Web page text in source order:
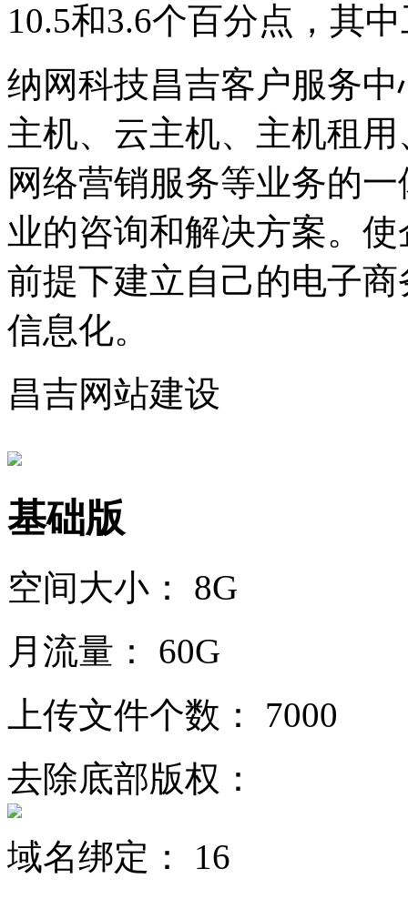
10.5和3.6个百分点，其
纳网科技昌吉客户服务
主机、云主机、主机租
网络营销服务等业务的
业的咨询和解决方案。
前提下建立自己的电子
信息化。
昌吉网站建设
基础版
空间大小：
8G
月流量：
60G
上传文件个数：
7000
去除底部版权：
域名绑定：
16